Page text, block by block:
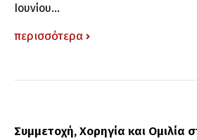
Ιουνίου...
περισσότερα
Συμμετοχή, Χορηγία και Ομιλία